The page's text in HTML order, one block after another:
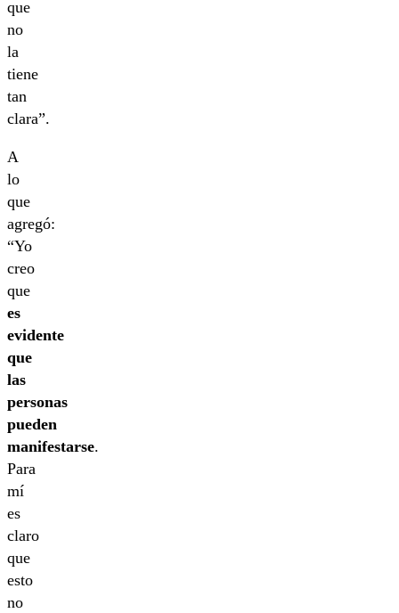
que
no
la
tiene
tan
clara”.
A
lo
que
agregó:
“Yo
creo
que
es
evidente
que
las
personas
pueden
manifestarse.
Para
mí
es
claro
que
esto
no